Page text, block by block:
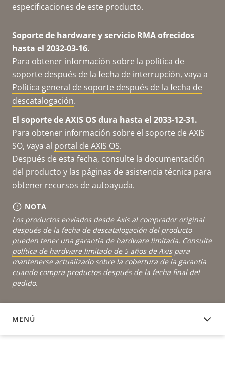
especificaciones de este producto.
Soporte de hardware y servicio RMA ofrecidos
hasta el 2032-03-16.
Para obtener información sobre la política de
soporte después de la fecha de interrupción, vaya a
Política general de soporte después de la fecha de
descatalogación.
El soporte de AXIS OS dura hasta el 2033-12-31.
Para obtener información sobre el soporte de AXIS
SO, vaya al portal de AXIS OS.
Después de esta fecha, consulte la documentación
del producto y las páginas de asistencia técnica para
obtener recursos de autoayuda.
NOTA
Los productos enviados desde Axis al comprador original
después de la fecha de descatalogación del producto
pueden tener una garantía de hardware limitada. Consulte
política de hardware limitado de 5 años de Axispara
mantenerse actualizado sobre la cobertura de la garantía
cuando compra productos después de la fecha final del
pedido.
MENÚ
SOFTWARE DEL DISPOSITIVO